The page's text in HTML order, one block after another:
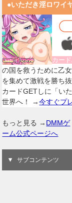
●いただき淫ロワイ
カー
の国を救うために乙
を集めて激戦を勝ち
カードGETしに「い
世界へ！ →今すぐプ
もっと見る → DMMゲ
ーム公式ページへ
サブコンテンツ